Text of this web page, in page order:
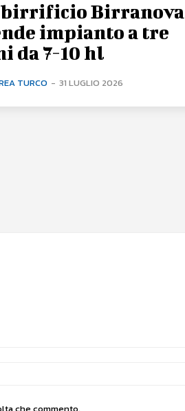
Birranova
impianto a tre
da 7-10 hl
TURCO - 31 LUGLIO 2026